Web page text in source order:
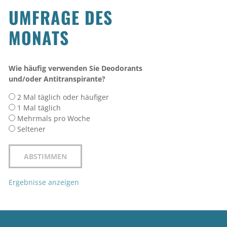
UMFRAGE DES
MONATS
Wie häufig verwenden Sie Deodorants
und/oder Antitranspirante?
2 Mal täglich oder häufiger
1 Mal täglich
Mehrmals pro Woche
Seltener
Ergebnisse anzeigen